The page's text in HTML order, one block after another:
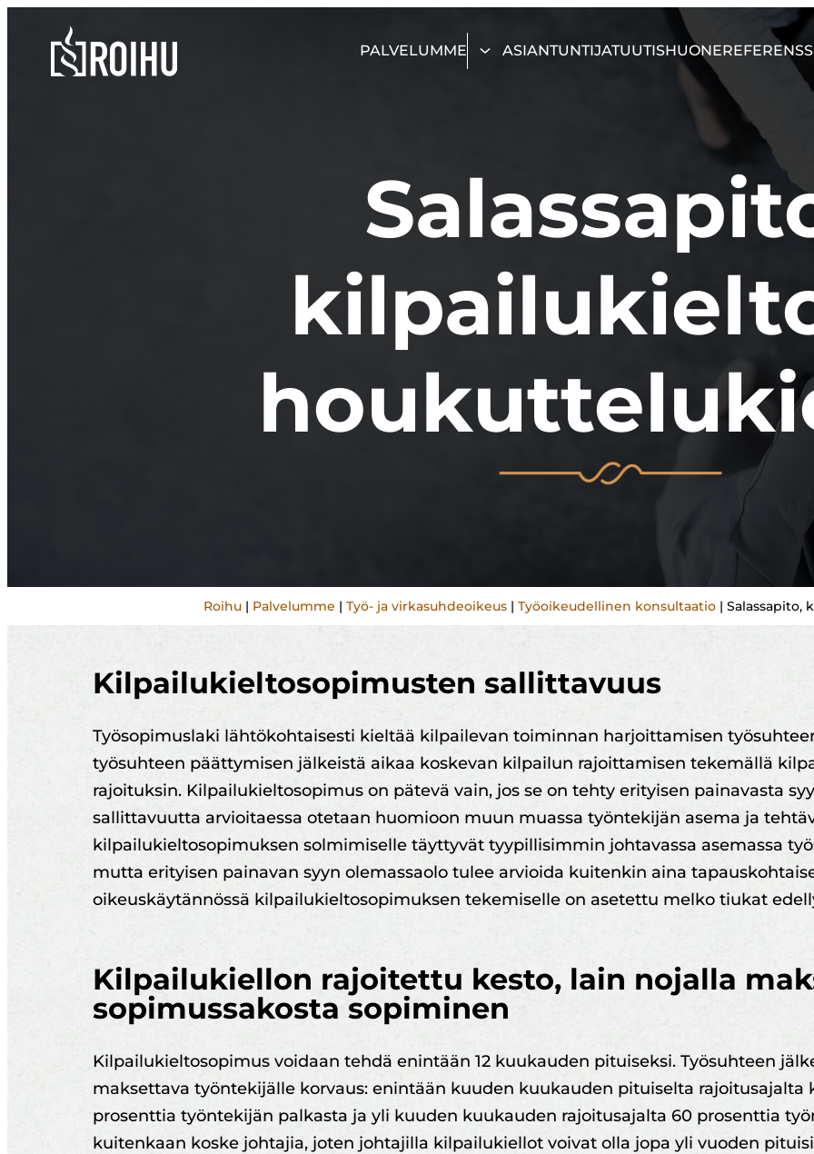
suoraan
sisältöön
Roihulaw PALVELUMME ASIANTUNTIJATUUTISHUONE
Roihu| Palvelumme | Työ- ja virkasuhdeoikeus| Työoikeudellinen konsultaatio| Salassapito,
Kilpailukieltosopimusten sallittavuus
Työsopimuslaki lähtökohtaisesti kieltää kilpailevan toiminnan harjoittamisen
työsuhteen päättymisen jälkeistä aikaa koskevan kilpailun rajoittamisen tekemällä
rajoituksin. Kilpailukieltosopimus on pätevä vain, jos se on tehty erityisen painavasta
sallittavuutta arvioitaessa otetaan huomioon muun muassa työntekijän asema ja
kilpailukieltosopimuksen solmimiselle täyttyvät tyypillisimmin johtavassa asemassa
mutta erityisen painavan syyn olemassaolo tulee arvioida kuitenkin aina
oikeuskäytännössä kilpailukieltosopimuksen tekemiselle on asetettu melko tiukat
Kilpailukiellon rajoitettu kesto, lain nojalla
sopimussakosta sopiminen
Kilpailukieltosopimus voidaan tehdä enintään 12 kuukauden pituiseksi. Työsuhteen
maksettava työntekijälle korvaus: enintään kuuden kuukauden pituiselta rajoitusajalta
prosenttia työntekijän palkasta ja yli kuuden kuukauden rajoitusajalta 60 prosenttia
kuitenkaan koske johtajia, joten johtajilla kilpailukiellot voivat olla jopa yli vuoden